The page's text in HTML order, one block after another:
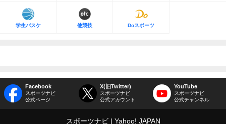
学生バスケ 他競技 Doスポーツ
Facebook
スポーツナビ
公式ページ
X(旧Twitter)
スポーツナビ
公式アカウント
YouTube
スポーツナビ
公式チャンネル
スポーツナビ Yahoo! JAPAN